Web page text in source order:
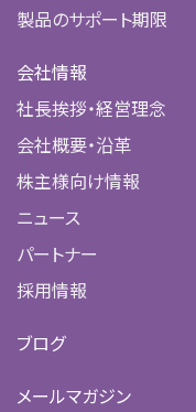
製品のサポート期限
会社情報
社長挨拶・経営理念
会社概要・沿革
株主様向け情報
ニュース
パートナー
採用情報
ブログ
メールマガジン